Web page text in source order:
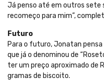
Já penso até em outros sete
recomeço para mim”,
Futuro
Para o futuro, Jonatan
que já o denominou de
ter um preço aproximado de
gramas de biscoito.